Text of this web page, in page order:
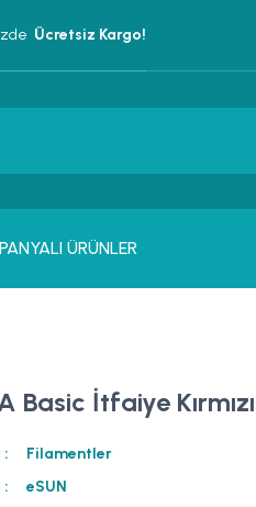
Ücretsiz Kargo!
ÜRÜNLER
Basic İtfaiye
Filamentler
eSUN